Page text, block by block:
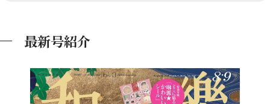
最新号紹介